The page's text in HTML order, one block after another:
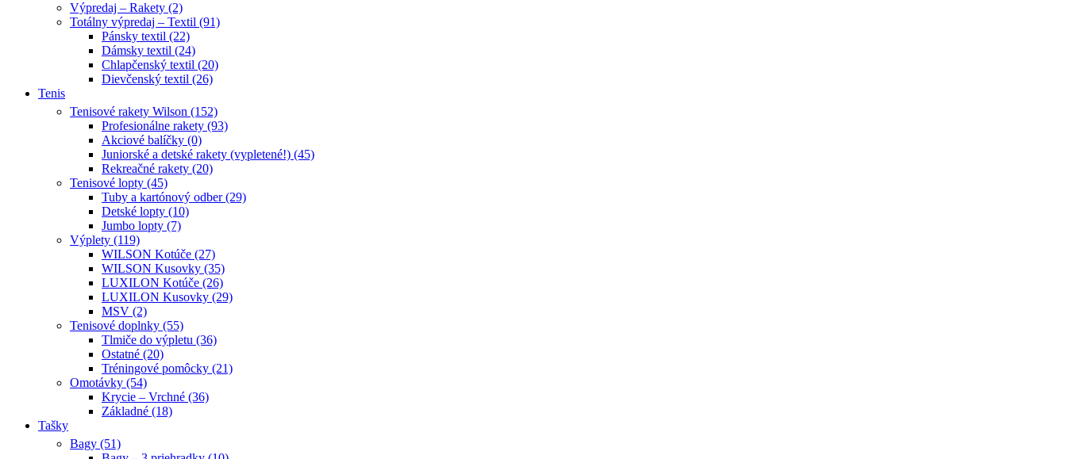
Výpredaj – Rakety (2)
Totálny výpredaj – Textil (91)
Pánsky textil (22)
Dámsky textil (24)
Chlapčenský textil (20)
Dievčenský textil (26)
Tenis
Tenisové rakety Wilson (152)
Profesionálne rakety (93)
Akciové balíčky (0)
Juniorské a detské rakety (vypletené!) (45)
Rekreačné rakety (20)
Tenisové lopty (45)
Tuby a kartónový odber (29)
Detské lopty (10)
Jumbo lopty (7)
Výplety (119)
WILSON Kotúče (27)
WILSON Kusovky (35)
LUXILON Kotúče (26)
LUXILON Kusovky (29)
MSV (2)
Tenisové doplnky (55)
Tlmiče do výpletu (36)
Ostatné (20)
Tréningové pomôcky (21)
Omotávky (54)
Krycie – Vrchné (36)
Základné (18)
Tašky
Bagy (51)